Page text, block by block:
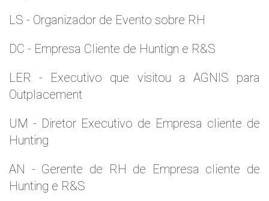
LS - Organizador de Evento sobre RH
DC - Empresa Cliente de Huntign e R&S
LER - Executivo que visitou a AGNIS para
Outplacement
UM - Diretor Executivo de Empresa cliente de
Hunting
AN - Gerente de RH de Empresa cliente de
Hunting e R&S